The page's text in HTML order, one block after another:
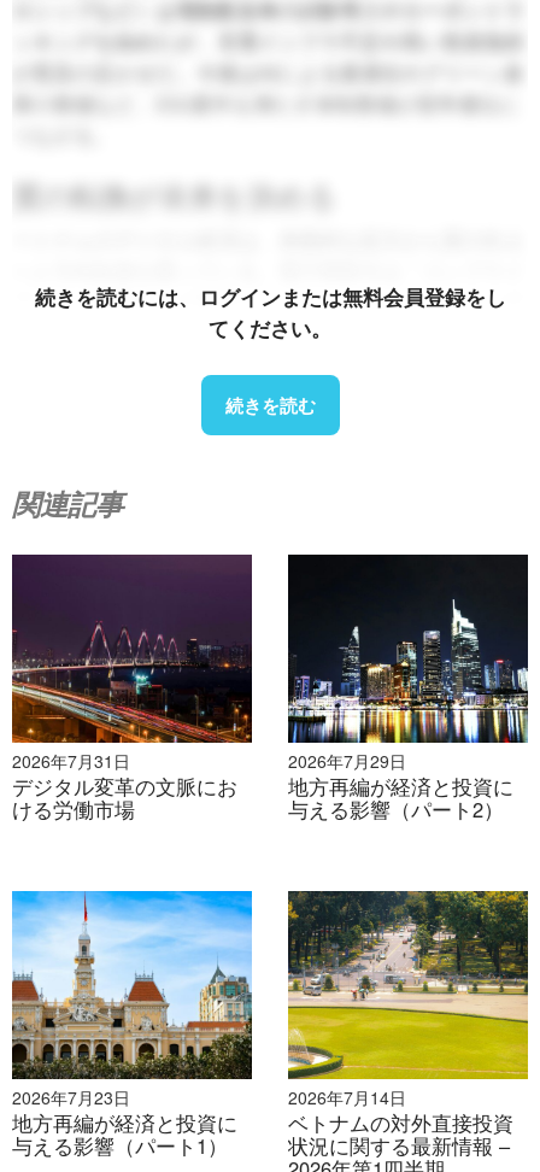
など）は電動配送車の試験導入やカーボントラ
ッキングを始めたが、充電インフラ不足や高い投資負担
質の転換が未来を決める
アンスと専門性」の重視へと、フィンテックは「ユーザ
ー獲得から持続可能な価値創造へ」へと、そして物流は
資・ガバナンス・ESG戦略を実行力ある形で統合できる
企業だ。
デジタル経済：デジタル技術とプラットフォームに
基づく経済活動。これには、電子商取引、デジタル決
済、フィンテック、物流、オンラインコンテンツ、デー
タ駆動型サービスが含まれ、商品やサービスの生産、流
通、消費を支えています。
[2]出典：政府ニュース” Vietnam's‘のデジタル経済は
今年360億ドルに達する見込み ”（2024年11月）
[3]出典：ベトナムニュース、「デジタル」経済はベト
ナムのGDPの18.6％に達すると予想される”（2024年11
[4]出典：Google、Temasek、Bain & Company”e-
Conomy SEA 2024レポート
”（2024年11月）
[5]出典：米国商務省国際貿易局”ベトナムのデジタル経
済”（2024年9月）
続きを読むには、ログインまたは無料会員登録をし
てください。
続きを読む
関連記事
2026年7月31日
デジタル変革の文脈にお
ける労働市場
2026年7月29日
地方再編が経済と投資に
与える影響（パート2）
2026年7月23日
地方再編が経済と投資に
与える影響（パート1）
2026年7月14日
ベトナムの対外直接投資
状況に関する最新情報 –